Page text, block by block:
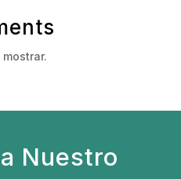
Nuestro